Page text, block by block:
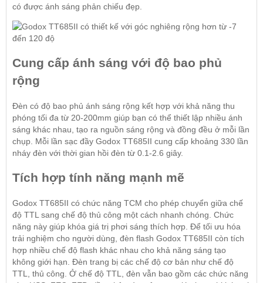
có được ánh sáng phản chiếu đẹp.
Cung cấp ánh sáng với độ bao phủ
rộng
Đèn có độ bao phủ ánh sáng rộng kết hợp với khả năng thu
phóng tối đa từ 20-200mm giúp bạn có thể thiết lập nhiều ánh
sáng khác nhau, tạo ra nguồn sáng rộng và đồng đều ở mỗi lần
chụp. Mỗi lần sạc đầy Godox TT685II cung cấp khoảng 330 lần
nháy đèn với thời gian hồi đèn từ 0.1-2.6 giây.
Tích hợp tính năng mạnh mẽ
Godox TT685II có chức năng TCM cho phép chuyển giữa chế
độ TTL sang chế độ thủ công một cách nhanh chóng. Chức
năng này giúp khóa giá trị phơi sáng thích hợp. Để tối ưu hóa
trải nghiệm cho người dùng, đèn flash Godox TT685II còn tích
hợp nhiều chế độ flash khác nhau cho khả năng sáng tạo
không giới hạn. Đèn trang bị các chế độ cơ bản như chế độ
TTL, thủ công. Ở chế độ TTL, đèn vẫn bao gồm các chức năng